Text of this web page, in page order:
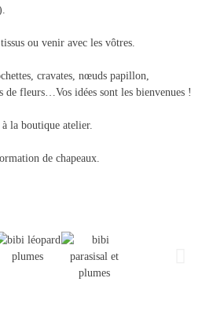
ou venir avec les vôtres.
cravates, nœuds papillon,
de fleurs…Vos idées sont les bienvenues !
la boutique atelier.
de chapeaux.